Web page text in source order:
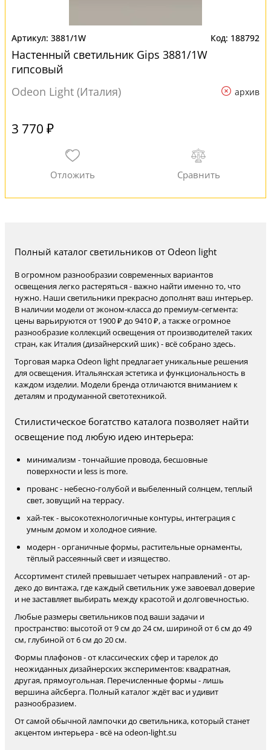
3881/1W 188792
Настенный светильник Gips 3881/1W
гипсовый
Odeon Light (Италия)
архив
3 770 ₽
Полный каталог светильников от Odeon light
В огромном разнообразии современных вариантов
освещения легко растеряться - важно найти именно то, что
нужно. Наши светильники прекрасно дополнят ваш интерьер.
В наличии модели от эконом-класса до премиум-сегмента:
цены варьируются от 1900 ₽ до 9410 ₽, а также огромное
разнообразие коллекций освещения от производителей таких
стран, как Италия (дизайнерский шик) - всё собрано здесь.
Торговая марка Odeon light предлагает уникальные решения
для освещения. Итальянская эстетика и функциональность в
каждом изделии. Модели бренда отличаются вниманием к
деталям и продуманной светотехникой.
Стилистическое богатство каталога позволяет найти
освещение под любую идею интерьера:
минимализм - тончайшие провода, бесшовные
поверхности и less is more.
прованс - небесно-голубой и выбеленный солнцем, теплый
свет, зовущий на террасу.
хай-тек - высокотехнологичные контуры, интеграция с
умным домом и холодное сияние.
модерн - органичные формы, растительные орнаменты,
тёплый рассеянный свет и изящество.
Ассортимент стилей превышает четырех направлений - от ар-
деко до винтажа, где каждый светильник уже завоевал доверие
и не заставляет выбирать между красотой и долговечностью.
Любые размеры светильников под ваши задачи и
пространство: высотой от 9 см до 24 см, шириной от 6 см до 49
см, глубиной от 6 см до 20 см.
Формы плафонов - от классических сфер и тарелок до
неожиданных дизайнерских экспериментов: квадратная,
другая, прямоугольная. Перечисленные формы - лишь
вершина айсберга. Полный каталог ждёт вас и удивит
разнообразием.
От самой обычной лампочки до светильника, который станет
акцентом интерьера - всё на odeon-light.su